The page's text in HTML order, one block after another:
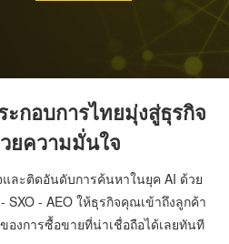
กอบการไทยมุ่งสู่ธุรกิจ
ยความมั่นใจ
และติดอันดับการค้นหาในยุค AI ด้วย
SXO - AEO ให้ธุรกิจคุณเข้าถึงลูกค้า
องการซื้อขายที่น่าเชื่อถือได้เลยทันที